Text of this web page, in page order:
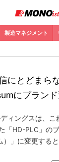
製造マネジメント
にとどまら
にブラン
ィングスは、
「HD-PLC」の
）」に変更すると